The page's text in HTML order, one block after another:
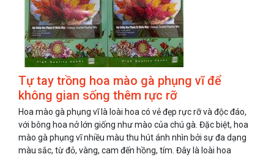
Tự tay trồng hoa mào gà phụng vĩ để
không gian sống thêm rực rỡ
Hoa mào gà phụng vĩ là loài hoa có vẻ đẹp rực rỡ và độc đáo,
với bông hoa nở lớn giống như mào của chú gà. Đặc biệt, hoa
mào gà phụng vĩ nhiều màu thu hút ánh nhìn bởi sự đa dạng
màu sắc, từ đỏ, vàng, cam đến hồng, tím. Đây là loài hoa